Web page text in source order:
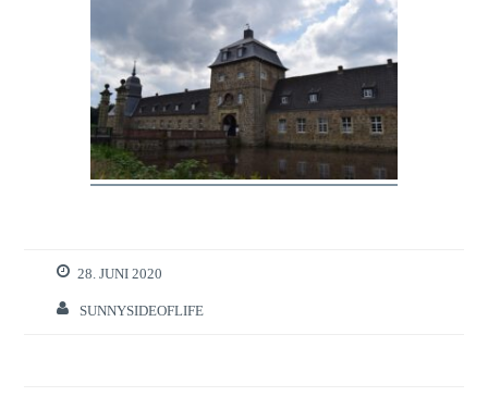
28. JUNI 2020
SUNNYSIDEOFLIFE